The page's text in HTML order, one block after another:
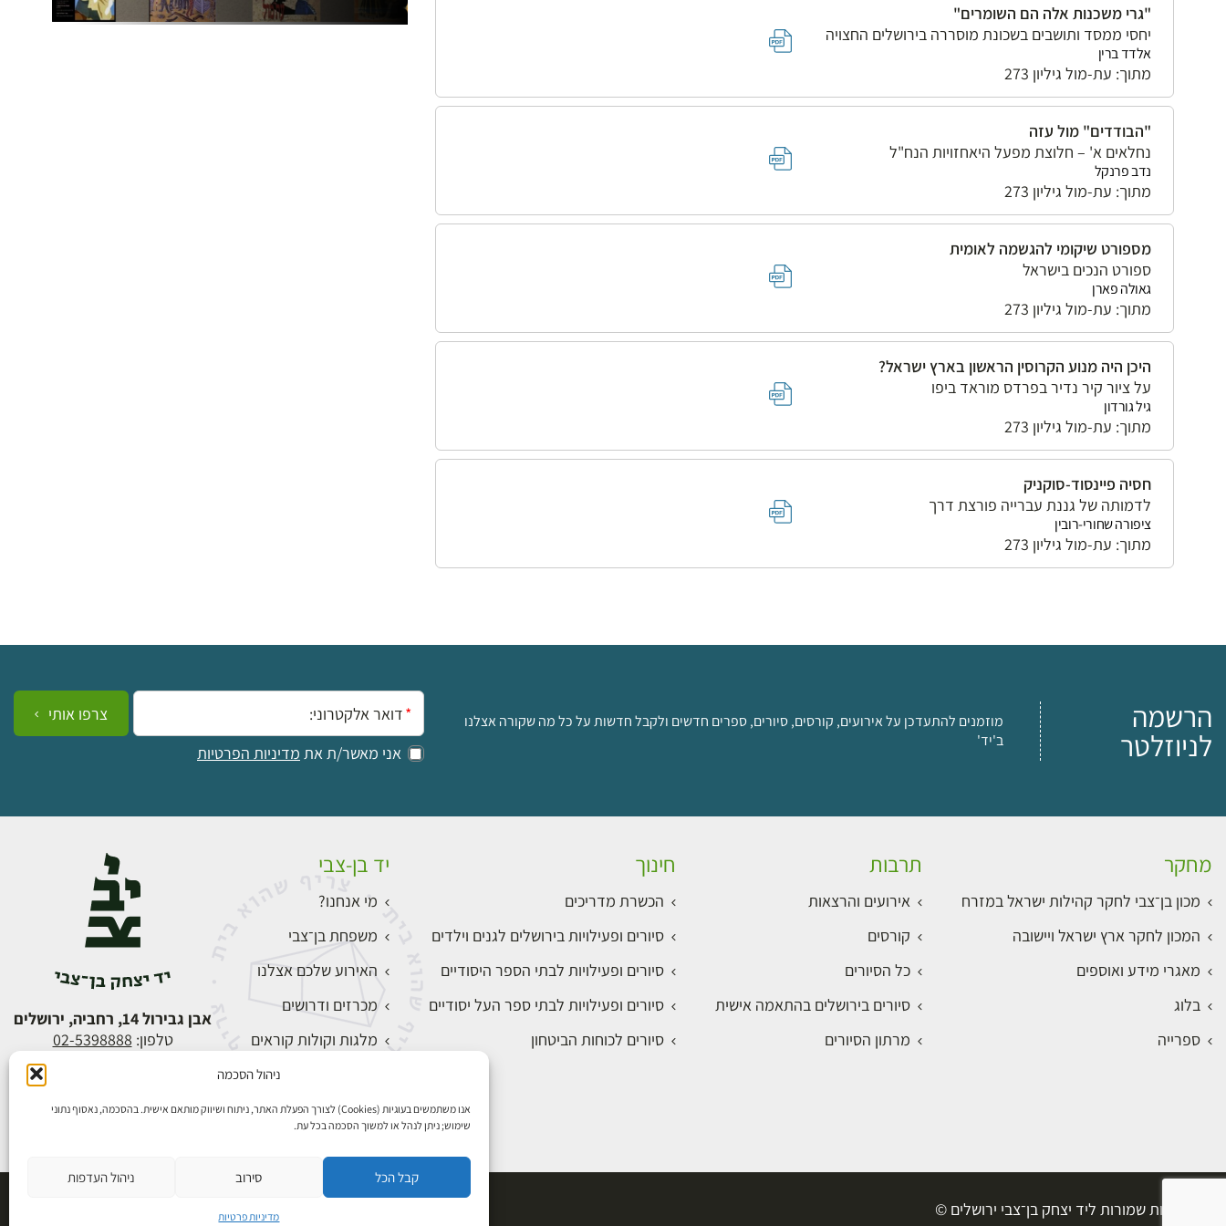
ניהול הסכמה
אנו משתמשים בעוגיות (Cookies) לצורך הפעלת האתר, ניתוח ושיווק מותאם אישית. בהסכמה, נאסוף נתוני
שימוש; ניתן לנהל או למשוך הסכמה בכל עת.
קבל הכל סירוב ניהול העדפות
מדיניות פרטיות
"גרי משכנות אלה הם השומרים"
יחסי ממסד ותושבים בשכונת מוסררה בירושלים החצויה
אלדד ברין
מתוך: עת-מול גיליון 273
"הבודדים" מול עזה
נחלאים א' – חלוצת מפעל היאחזויות הנח"ל
נדב פרנקל
מתוך: עת-מול גיליון 273
מספורט שיקומי להגשמה לאומית
ספורט הנכים בישראל
גאולה פארן
מתוך: עת-מול גיליון 273
היכן היה מנוע הקרוסין הראשון בארץ ישראל?
על ציור קיר נדיר בפרדס מוראד ביפו
גיל גורדון
מתוך: עת-מול גיליון 273
חסיה פיינסוד-סוקניק
לדמותה של גננת עברייה פורצת דרך
ציפורה שחורי-רובין
מתוך: עת-מול גיליון 273
הרשמה
לניוזלטר
מוזמנים להתעדכן על אירועים, קורסים, סיורים, ספרים חדשים ולקבל חדשות על כל מה שקורה אצלנו
ב'יד'
אימייל:
אני מאשר/ת את מדיניות הפרטיות
צרפו אותי
מחקר
מכון בן־צבי לחקר קהילות ישראל במזרח
המכון לחקר ארץ ישראל ויישובה
מאגרי מידע ואוספים
בלוג
ספרייה
תרבות
אירועים והרצאות
קורסים
כל הסיורים
סיורים בירושלים בהתאמה אישית
מרתון הסיורים
חינוך
הכשרת מדריכים
סיורים ופעילויות בירושלים לגנים וילדים
סיורים ופעילויות לבתי הספר היסודיים
סיורים ופעילויות לבתי ספר העל יסודיים
סיורים לכוחות הביטחון
יד בן-צבי
מי אנחנו?
משפחת בן־צבי
האירוע שלכם אצלנו
מכרזים ודרושים
מלגות וקולות קוראים
התחברות
אבן גבירול 14, רחביה, ירושלים
טלפון: 02-5398888
כל הזכויות שמורות ליד יצחק בן־צבי ירושלים ©